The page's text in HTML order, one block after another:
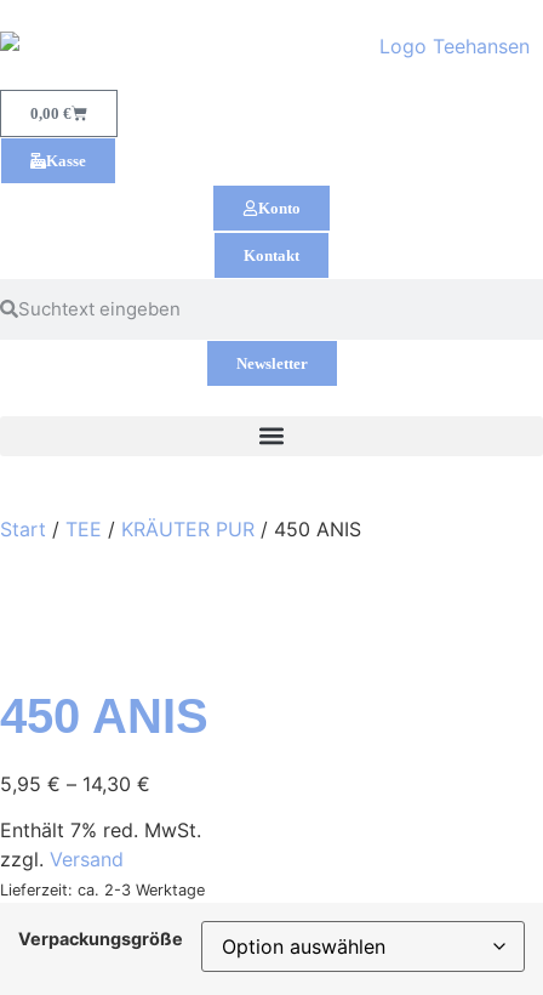
0,00 €
Kasse
Konto
Kontakt
Newsletter
Start / TEE / KRÄUTER PUR / 450 ANIS
450 ANIS
5,95 € – 14,30 €
Enthält 7% red. MwSt.
zzgl. Versand
Lieferzeit: ca. 2-3 Werktage
Verpackungsgröße